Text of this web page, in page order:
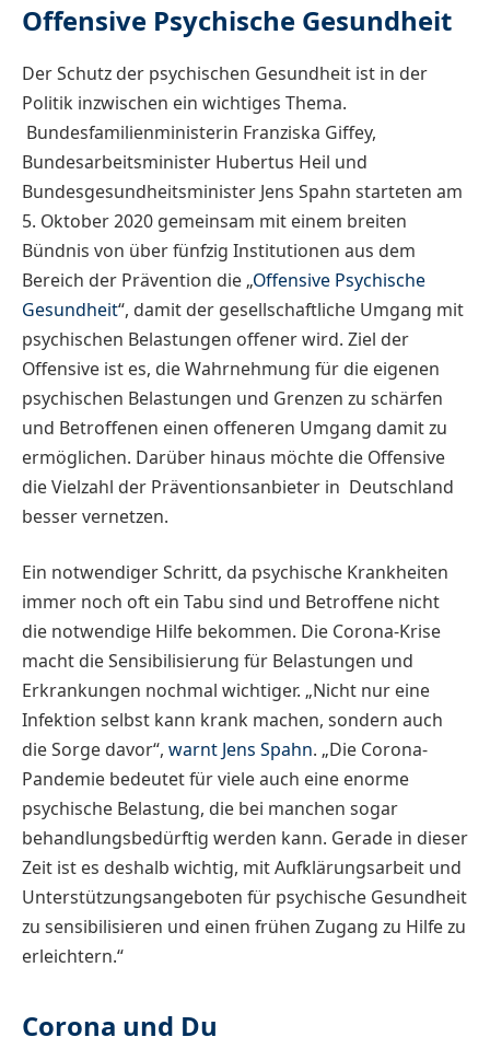
Offensive Psychische Gesundheit
Der Schutz der psychischen Gesundheit ist in der
Politik inzwischen ein wichtiges Thema.
Bundesfamilienministerin Franziska Giffey,
Bundesarbeitsminister Hubertus Heil und
Bundesgesundheitsminister Jens Spahn starteten am
5. Oktober 2020 gemeinsam mit einem breiten
Bündnis von über fünfzig Institutionen aus dem
Bereich der Prävention die „Offensive Psychische
Gesundheit“, damit der gesellschaftliche Umgang mit
psychischen Belastungen offener wird. Ziel der
Offensive ist es, die Wahrnehmung für die eigenen
psychischen Belastungen und Grenzen zu schärfen
und Betroffenen einen offeneren Umgang damit zu
ermöglichen. Darüber hinaus möchte die Offensive
die Vielzahl der Präventionsanbieter in Deutschland
besser vernetzen.
Ein notwendiger Schritt, da psychische Krankheiten
immer noch oft ein Tabu sind und Betroffene nicht
die notwendige Hilfe bekommen. Die Corona-Krise
macht die Sensibilisierung für Belastungen und
Erkrankungen nochmal wichtiger. „Nicht nur eine
Infektion selbst kann krank machen, sondern auch
die Sorge davor“, warnt Jens Spahn. „Die Corona-
Pandemie bedeutet für viele auch eine enorme
psychische Belastung, die bei manchen sogar
behandlungsbedürftig werden kann. Gerade in dieser
Zeit ist es deshalb wichtig, mit Aufklärungsarbeit und
Unterstützungsangeboten für psychische Gesundheit
zu sensibilisieren und einen frühen Zugang zu Hilfe zu
erleichtern.“
Corona und Du